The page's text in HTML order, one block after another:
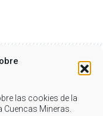
las cookies de la
Mineras.